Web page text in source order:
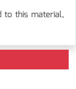
to this material,